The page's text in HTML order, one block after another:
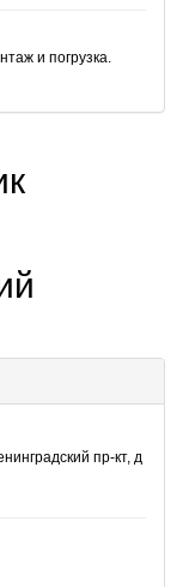
и погрузка.
пр-кт, д